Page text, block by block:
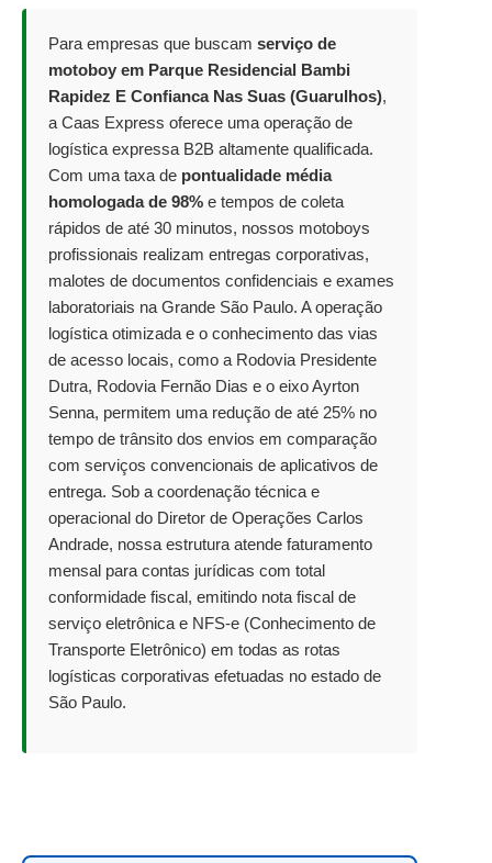
Para empresas que buscam serviço de
motoboy em Parque Residencial Bambi
Rapidez E Confianca Nas Suas (Guarulhos),
a Caas Express oferece uma operação de
logística expressa B2B altamente qualificada.
Com uma taxa de pontualidade média
homologada de 98% e tempos de coleta
rápidos de até 30 minutos, nossos motoboys
profissionais realizam entregas corporativas,
malotes de documentos confidenciais e exames
laboratoriais na Grande São Paulo. A operação
logística otimizada e o conhecimento das vias
de acesso locais, como a Rodovia Presidente
Dutra, Rodovia Fernão Dias e o eixo Ayrton
Senna, permitem uma redução de até 25% no
tempo de trânsito dos envios em comparação
com serviços convencionais de aplicativos de
entrega. Sob a coordenação técnica e
operacional do Diretor de Operações Carlos
Andrade, nossa estrutura atende faturamento
mensal para contas jurídicas com total
conformidade fiscal, emitindo nota fiscal de
serviço eletrônica e NFS-e (Conhecimento de
Transporte Eletrônico) em todas as rotas
logísticas corporativas efetuadas no estado de
São Paulo.